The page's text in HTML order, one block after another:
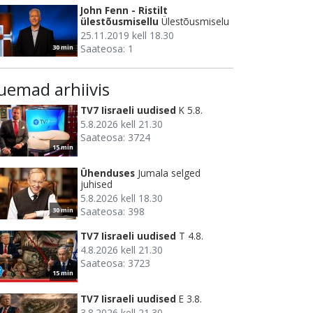
30 min
John Fenn - Ristilt
ülestõusmisellu Ülestõusmiselu
25.11.2019 kell 18.30
Saateosa: 1
arhiivis
15 min
TV7 Iisraeli uudised K 5.8.
5.8.2026 kell 21.30
Saateosa: 3724
30 min
Ühenduses Jumala selged
juhised
5.8.2026 kell 18.30
Saateosa: 398
15 min
TV7 Iisraeli uudised T 4.8.
4.8.2026 kell 21.30
Saateosa: 3723
TV7 Iisraeli uudised E 3.8.